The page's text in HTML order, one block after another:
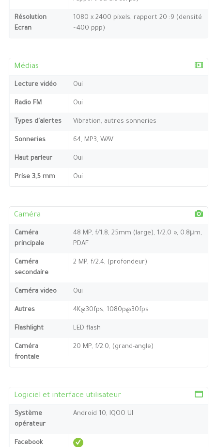
Résolution
Ecran
1080 x 2400 pixels, rapport 20 :9 (densité
~400 ppp)
Médias
Lecture vidéo Oui
Radio FM Oui
Types d'alertes Vibration, autres sonneries
Sonneries 64, MP3, WAV
Haut parleur Oui
Prise 3,5 mm Oui
Caméra
Caméra
principale
48 MP, f/1.8, 25mm (large), 1/2.0 », 0.8μm,
PDAF
Caméra
secondaire
2 MP, f/2.4, (profondeur)
Caméra video Oui
Autres 4K@30fps, 1080p@30fps
Flashlight LED flash
Caméra
frontale
20 MP, f/2.0, (grand-angle)
Logiciel et interface utilisateur
Système
opérateur
Android 10, IQOO UI
Facebook